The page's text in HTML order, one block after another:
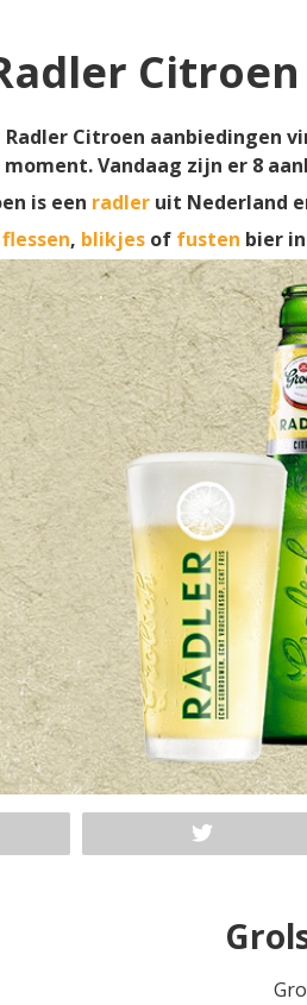
Citroen aanbiedingen
Vandaag zijn er 8
is een radler uit Nederland
flessen, blikjes of fusten bier